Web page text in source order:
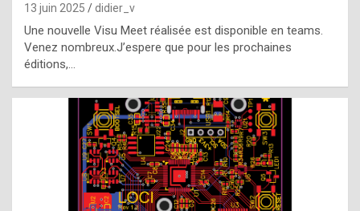
t
t
e
b
e
s
t
13 juin 2025 didier_v
Une nouvelle Visu Meet réalisée est disponible en teams.
Venez nombreux.J’espere que pour les prochaines
éditions,…